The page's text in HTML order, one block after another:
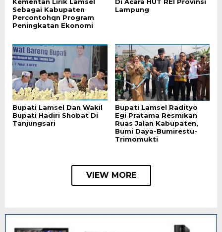
Kementan Lirik Lamsel
Sebagai Kabupaten
Percontohqn Program
Peningkatan Ekonomi
Di Acara HUT REI Provinsi
Lampung
Bupati Lamsel Dan Wakil
Bupati Hadiri Shobat Di
Tanjungsari
Bupati Lamsel Radityo
Egi Pratama Resmikan
Ruas Jalan Kabupaten,
Bumi Daya-Bumirestu-
Trimomukti
VIEW MORE